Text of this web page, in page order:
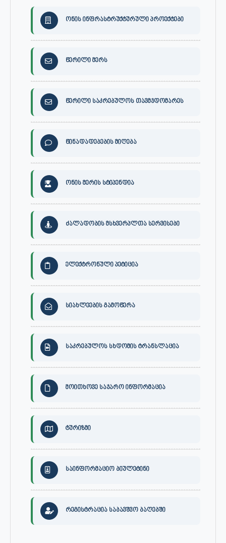
ონის ინფრასტრუქტურული პროექტები
წერილი მერს
წერილი საკრებულოს თავმჯდომარეს
წინადადებების მიღება
ონის მერის სტიპენდია
ძალადობის მსხვერპლთა სერვისები
ელექტრონული პეტიცია
სიახლეების გამოწერა
საკრებულოს სხდომის ტრანსლაცია
მოითხოვე საჯარო ინფორმაცია
ტურიზმი
საინფორმაციო ბიულეტინი
რეგისტრაცია საბავშვო ბაღებში